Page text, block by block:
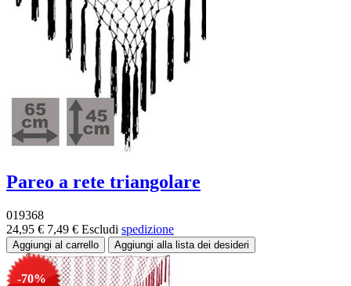
Pareo a rete triangolare
019368
24,95 € 7,49 € Escludi spedizione
-70%